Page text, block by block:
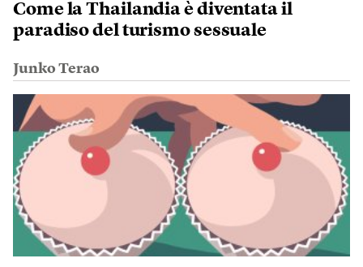
Come la Thailandia è diventata il
paradiso del turismo sessuale
Junko Terao